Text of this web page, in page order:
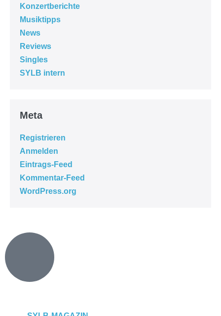
Konzertberichte
Musiktipps
News
Reviews
Singles
SYLB intern
Meta
Registrieren
Anmelden
Eintrags-Feed
Kommentar-Feed
WordPress.org